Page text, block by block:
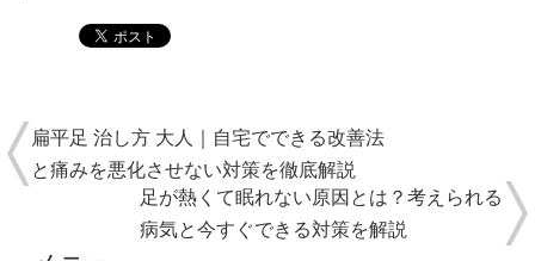
扁平足 治し方 大人｜自宅でできる改善法
と痛みを悪化させない対策を徹底解説
足が熱くて眠れない原因とは？考えられる
病気と今すぐできる対策を解説